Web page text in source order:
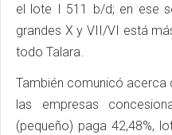
el lote I 511 b/d; en ese
grandes X y VII/VI está
todo Talara.
También comunicó acerca
las empresas
(pequeño) paga 42,48%,